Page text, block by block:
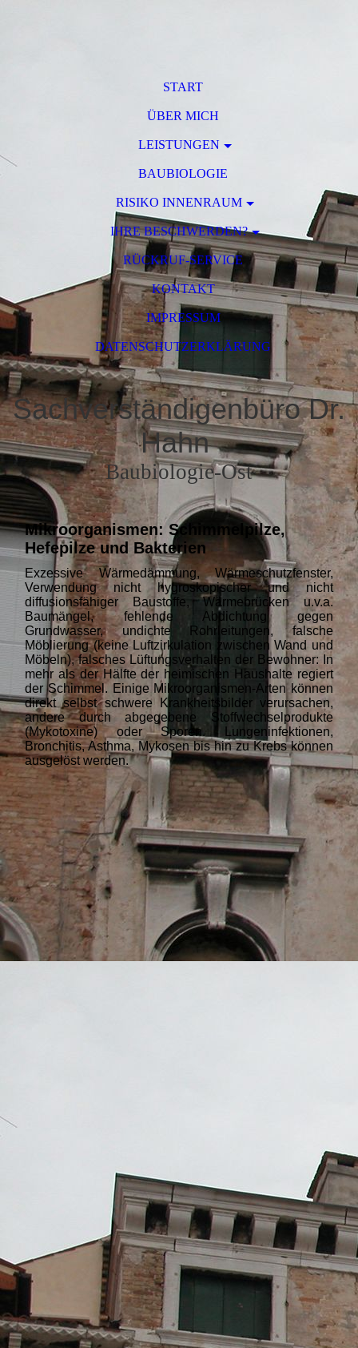
START
ÜBER MICH
LEISTUNGEN
BAUBIOLOGIE
RISIKO INNENRAUM
IHRE BESCHWERDEN?
RÜCKRUF-SERVICE
KONTAKT
IMPRESSUM
DATENSCHUTZERKLÄRUNG
Sachverständigenbüro Dr.
Hahn
Baubiologie-Ost
Mikroorganismen: Schimmelpilze,
Hefepilze und Bakterien
Exzessive Wärmedämmung, Wärmeschutzfenster,
Verwendung nicht hygroskopischer und nicht
diffusionsfähiger Baustoffe, Wärmebrücken u.v.a.
Baumängel, fehlende Abdichtung gegen
Grundwasser, undichte Rohrleitungen, falsche
Möblierung (keine Luftzirkulation zwischen Wand und
Möbeln), falsches Lüftungsverhalten der Bewohner: In
mehr als der Hälfte der heimischen Haushalte regiert
der Schimmel. Einige Mikroorganismen-Arten können
direkt selbst schwere Krankheitsbilder verursachen,
andere durch abgegebene Stoffwechselprodukte
(Mykotoxine) oder Sporen. Lungeninfektionen,
Bronchitis, Asthma, Mykosen bis hin zu Krebs können
ausgelöst werden.